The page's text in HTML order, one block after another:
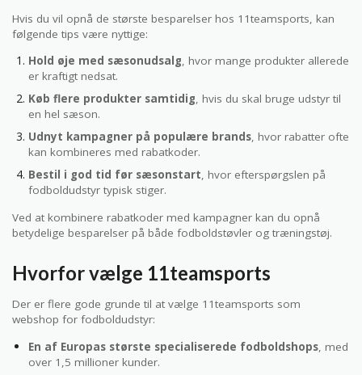
Hvis du vil opnå de største besparelser hos 11teamsports, kan
følgende tips være nyttige:
Hold øje med sæsonudsalg, hvor mange produkter allerede
er kraftigt nedsat.
Køb flere produkter samtidig, hvis du skal bruge udstyr til
en hel sæson.
Udnyt kampagner på populære brands, hvor rabatter ofte
kan kombineres med rabatkoder.
Bestil i god tid før sæsonstart, hvor efterspørgslen på
fodboldudstyr typisk stiger.
Ved at kombinere rabatkoder med kampagner kan du opnå
betydelige besparelser på både fodboldstøvler og træningstøj.
Hvorfor vælge 11teamsports
Der er flere gode grunde til at vælge 11teamsports som
webshop for fodboldudstyr:
En af Europas største specialiserede fodboldshops , med
over 1,5 millioner kunder.